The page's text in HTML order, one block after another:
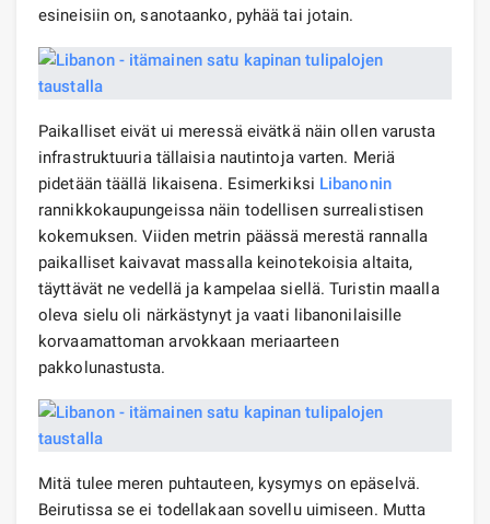
esineisiin on, sanotaanko, pyhää tai jotain.
Paikalliset eivät ui meressä eivätkä näin ollen varusta
infrastruktuuria tällaisia ​​nautintoja varten. Meriä
pidetään täällä likaisena. Esimerkiksi Libanonin
rannikkokaupungeissa näin todellisen surrealistisen
kokemuksen. Viiden metrin päässä merestä rannalla
paikalliset kaivavat massalla keinotekoisia altaita,
täyttävät ne vedellä ja kampelaa siellä. Turistin maalla
oleva sielu oli närkästynyt ja vaati libanonilaisille
korvaamattoman arvokkaan meriaarteen
pakkolunastusta.
Mitä tulee meren puhtauteen, kysymys on epäselvä.
Beirutissa se ei todellakaan sovellu uimiseen. Mutta